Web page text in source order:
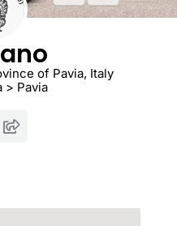
of Pavia, Italy
> Pavia